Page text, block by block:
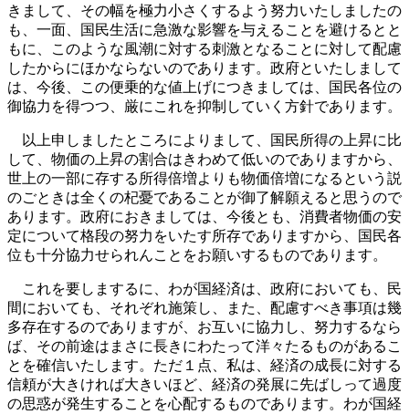
きまして、その幅を極力小さくするよう努力いたしましたの
も、一面、国民生活に急激な影響を与えることを避けるとと
もに、このような風潮に対する刺激となることに対して配慮
したからにほかならないのであります。政府といたしまして
は、今後、この便乗的な値上げにつきましては、国民各位の
御協力を得つつ、厳にこれを抑制していく方針であります。
以上申しましたところによりまして、国民所得の上昇に比
して、物価の上昇の割合はきわめて低いのでありますから、
世上の一部に存する所得倍増よりも物価倍増になるという説
のごときは全くの杞憂であることが御了解願えると思うので
あります。政府におきましては、今後とも、消費者物価の安
定について格段の努力をいたす所存でありますから、国民各
位も十分協力せられんことをお願いするものであります。
これを要しまするに、わが国経済は、政府においても、民
間においても、それぞれ施策し、また、配慮すべき事項は幾
多存在するのでありますが、お互いに協力し、努力するなら
ば、その前途はまさに長きにわたって洋々たるものがあるこ
とを確信いたします。ただ１点、私は、経済の成長に対する
信頼が大きければ大きいほど、経済の発展に先ばしって過度
の思惑が発生することを心配するものであります。わが国経